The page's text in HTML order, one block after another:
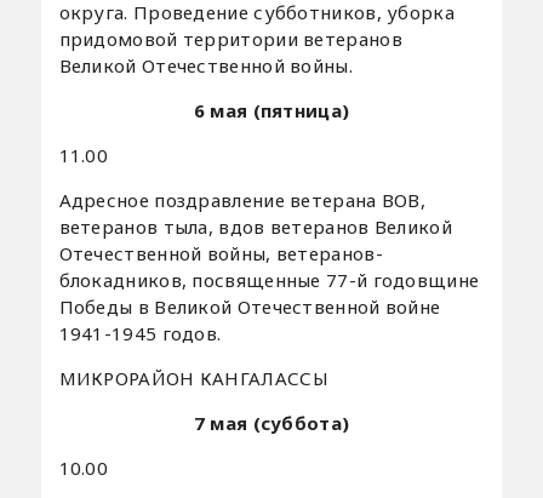
округа. Проведение субботников, уборка
придомовой территории ветеранов
Великой Отечественной войны.
6 мая (пятница)
11.00
Адресное поздравление ветерана ВОВ,
ветеранов тыла, вдов ветеранов Великой
Отечественной войны, ветеранов-
блокадников, посвященные 77-й годовщине
Победы в Великой Отечественной войне
1941-1945 годов.
МИКРОРАЙОН КАНГАЛАССЫ
7 мая (суббота)
10.00